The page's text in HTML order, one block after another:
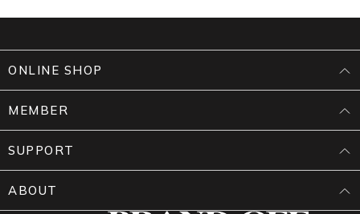
ONLINE SHOP
MEMBER
SUPPORT
ABOUT